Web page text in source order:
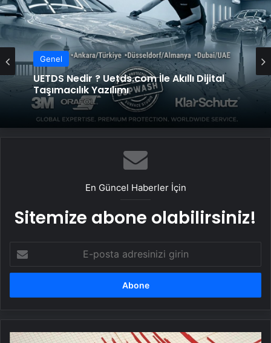
Genel
UETDS Nedir ? Uetds.com İle Akıllı Dijital
Taşımacılık Yazılımı
En Güncel Haberler İçin
Sitemize abone olabilirsiniz!
posta
adresinizi
SON